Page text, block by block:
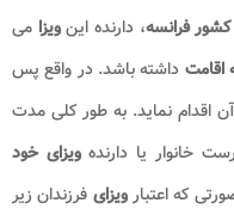
فرانسه، دارنده اینویزا می
اقامت داشته باشد. در واقع پس
اقدام نماید. به طور کلی مدت
خانوار یا دارندهویزای خود
ویزای فرزندان زیر